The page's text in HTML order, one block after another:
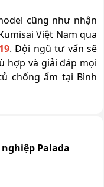
cũng như nhận
Việt Nam qua
. Đội ngũ tư vấn sẽ
hợp và giải đáp mọi
chống ẩm tại Bình
Palada